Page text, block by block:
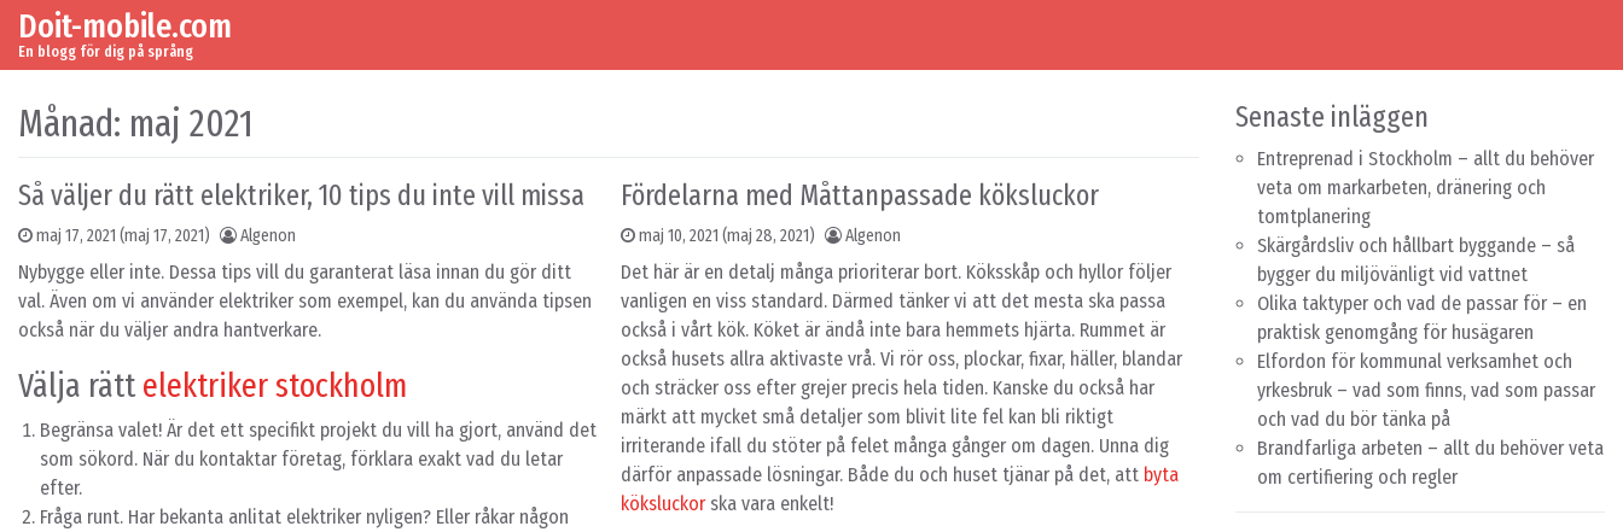
Skip to content
Main Navigation
Doit-mobile.com
En blogg för dig på språng
Månad: maj 2021
Så väljer du rätt elektriker, 10 tips du inte vill missa
maj 17, 2021 (maj 17, 2021) Algenon
Nybygge eller inte. Dessa tips vill du garanterat läsa innan du gör ditt
val. Även om vi använder elektriker som exempel, kan du använda tipsen
också när du väljer andra hantverkare.
Välja rätt elektriker stockholm
Begränsa valet! Är det ett specifikt projekt du vill ha gjort, använd det
som sökord. När du kontaktar företag, förklara exakt vad du letar
efter.
Fråga runt. Har bekanta anlitat elektriker nyligen? Eller råkar någon
Fördelarna med Måttanpassade köksluckor
maj 10, 2021 (maj 28, 2021) Algenon
Det här är en detalj många prioriterar bort. Köksskåp och hyllor följer
vanligen en viss standard. Därmed tänker vi att det mesta ska passa
också i vårt kök. Köket är ändå inte bara hemmets hjärta. Rummet är
också husets allra aktivaste vrå. Vi rör oss, plockar, fixar, häller, blandar
och sträcker oss efter grejer precis hela tiden. Kanske du också har
märkt att mycket små detaljer som blivit lite fel kan bli riktigt
irriterande ifall du stöter på felet många gånger om dagen. Unna dig
därför anpassade lösningar. Både du och huset tjänar på det, att byta
köksluckorska vara enkelt!
Senaste inläggen
Entreprenad i Stockholm – allt du behöver
veta om markarbeten, dränering och
tomtplanering
Skärgårdsliv och hållbart byggande – så
bygger du miljövänligt vid vattnet
Olika taktyper och vad de passar för – en
praktisk genomgång för husägaren
Elfordon för kommunal verksamhet och
yrkesbruk – vad som finns, vad som passar
och vad du bör tänka på
Brandfarliga arbeten – allt du behöver veta
om certifiering och regler